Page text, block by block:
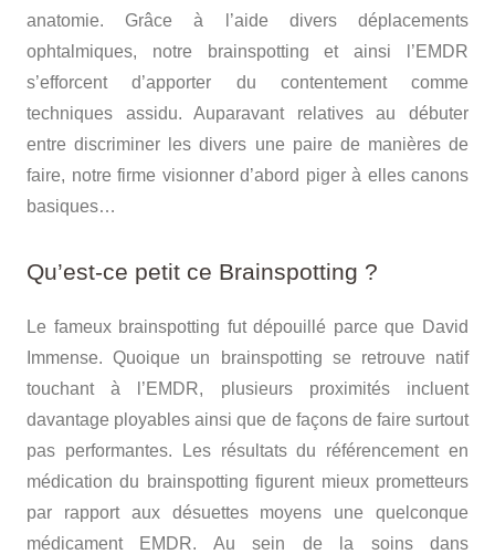
anatomie. Grâce à l’aide divers déplacements
ophtalmiques, notre brainspotting et ainsi l’EMDR
s’efforcent d’apporter du contentement comme
techniques assidu. Auparavant relatives au débuter
entre discriminer les divers une paire de manières de
faire, notre firme visionner d’abord piger à elles canons
basiques…
Qu’est-ce petit ce Brainspotting ?
Le fameux brainspotting fut dépouillé parce que David
Immense. Quoique un brainspotting se retrouve natif
touchant à l’EMDR, plusieurs proximités incluent
davantage ployables ainsi que de façons de faire surtout
pas performantes. Les résultats du référencement en
médication du brainspotting figurent mieux prometteurs
par rapport aux désuettes moyens une quelconque
médicament EMDR. Au sein de la soins dans